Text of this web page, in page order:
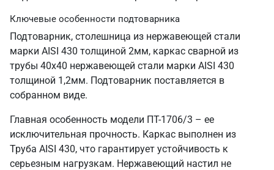
Ключевые особенности подтоварника
Подтоварник, столешница из нержавеющей стали
марки AISI 430 толщиной 2мм, каркас сварной из
трубы 40х40 нержавеющей стали марки AISI 430
толщиной 1,2мм. Подтоварник поставляется в
собранном виде.
Главная особенность модели ПТ-1706/3 – ее
исключительная прочность. Каркас выполнен из
Труба AISI 430, что гарантирует устойчивость к
серьезным нагрузкам. Нержавеющий настил не